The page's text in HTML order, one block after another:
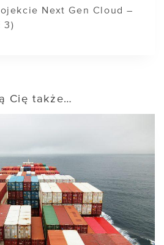
Next Gen Cloud –
3)
Cię także…